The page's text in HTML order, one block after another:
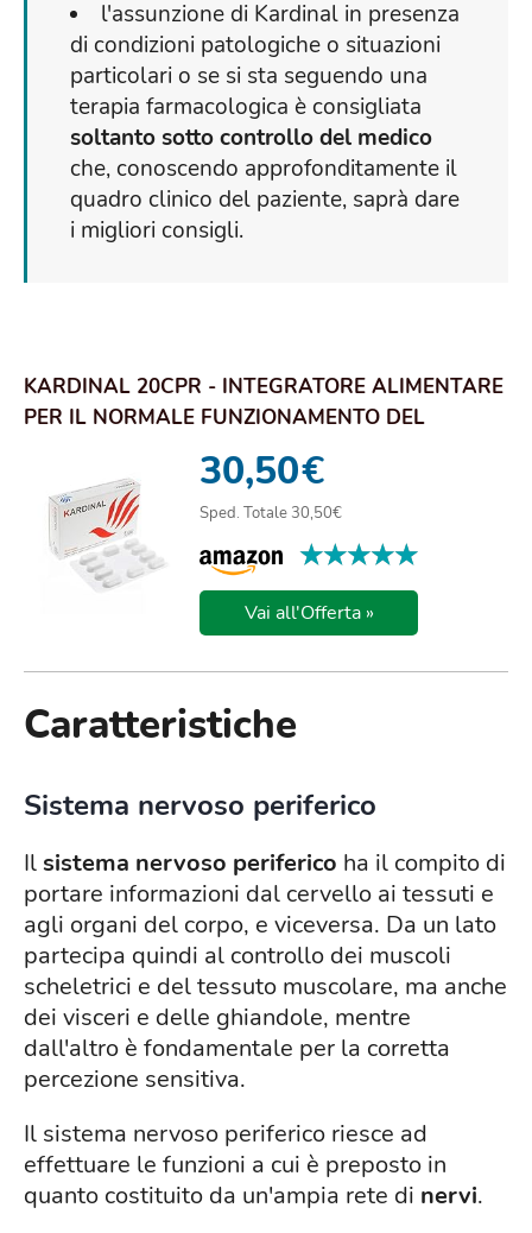
l'assunzione di Kardinal in presenza
di condizioni patologiche o situazioni
particolari o se si sta seguendo una
terapia farmacologica è consigliata
soltanto sotto controllo del medico
che, conoscendo approfonditamente il
quadro clinico del paziente, saprà dare
i migliori consigli.
KARDINAL 20CPR - INTEGRATORE ALIMENTARE
PER IL NORMALE FUNZIONAMENTO DEL
30,50€
Sped. Totale 30,50€
★★★★★
★★★★★
Vai all'Offerta »
Caratteristiche
Sistema nervoso periferico
Ilsistema nervoso periferico ha il compito di
portare informazioni dal cervello ai tessuti e
agli organi del corpo, e viceversa. Da un lato
partecipa quindi al controllo dei muscoli
scheletrici e del tessuto muscolare, ma anche
dei visceri e delle ghiandole, mentre
dall'altro è fondamentale per la corretta
percezione sensitiva.
Il sistema nervoso periferico riesce ad
effettuare le funzioni a cui è preposto in
quanto costituito da un'ampia rete di nervi.